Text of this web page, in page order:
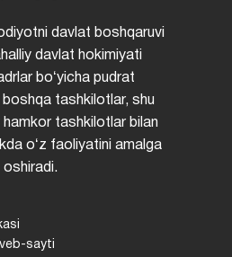
davlat boshqaruvi
davlat hokimiyati
boʻyicha pudrat
tashkilotlar, shu
hamkor tashkilotlar bilan
oʻz faoliyatini amalga
oshiradi.
sayti